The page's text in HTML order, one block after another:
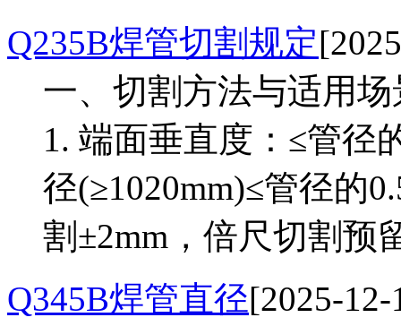
Q235B焊管切割规定
一、切割方法与适用
1. 端面垂直度：≤管径
径(≥1020mm)≤管径的
割±2mm，倍尺切割预
Q345B焊管直径[2025-12-